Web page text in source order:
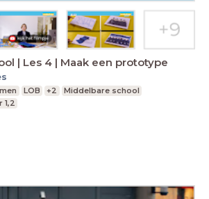
| Les 4 | Maak een prototype
LOB +2
Middelbare school
1,2